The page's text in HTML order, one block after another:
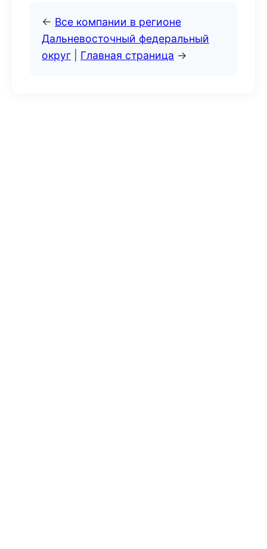
← Все компании в регионе
Дальневосточный федеральный
округ
Главная страница →